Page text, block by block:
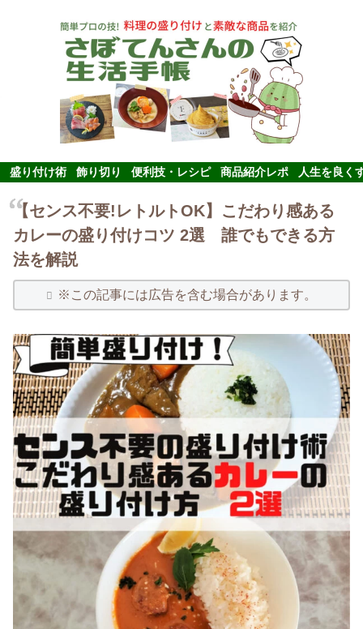
盛り付け術 飾り切り 便利技・レシピ 商品紹介レポ 人生を良く
【センス不要!レトルトOK】こだわり感ある
カレーの盛り付けコツ 2選 誰でもできる方
法を解説
※この記事には広告を含む場合があります。